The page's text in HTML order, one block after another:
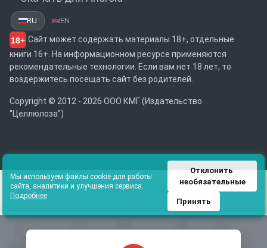
Каталог
RU EN
18+ Сайт может содержать материалы 18+, отдельные
книги 16+. На информационном ресурсе применяются
рекомендательные технологии. Если вам нет 18 лет, то
воздержитесь посещать сайт без родителей.
Copyright © 2012 - 2026 ООО КМГ (Издательство
"Целлюлоза")
Мы используем файлы cookie для работы
сайта, аналитики и улучшения сервиса.
Подробнее
Отклонить
необязательные
Принять